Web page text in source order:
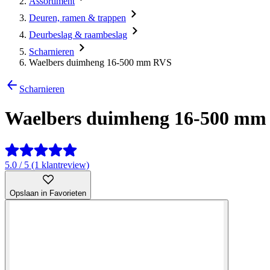
Deuren, ramen & trappen
Deurbeslag & raambeslag
Scharnieren
Waelbers duimheng 16-500 mm RVS
Scharnieren
Waelbers duimheng 16-500
5.0 / 5 (1 klantreview)
Opslaan in Favorieten